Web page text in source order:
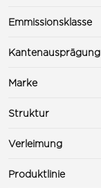
Emmissionsklasse
Kantenausprägung
Marke
Struktur
Verleimung
Produktlinie